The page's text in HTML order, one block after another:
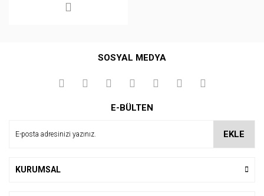
SOSYAL MEDYA
E-BÜLTEN
EKLE
KURUMSAL